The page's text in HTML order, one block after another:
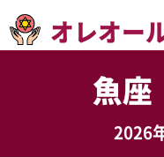
オレオー
魚座
2026